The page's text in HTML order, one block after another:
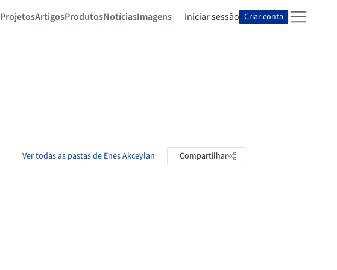
ProjetosArtigosProdutosNotíciasImagens Iniciar sessão Criar conta
Ver todas as pastas de Enes Akceylan Compartilhar